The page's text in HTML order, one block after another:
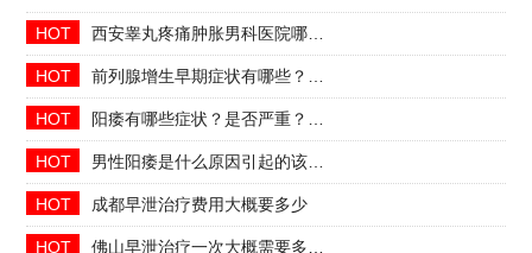
HOT 西安睾丸疼痛肿胀男科医院哪家正规收费合理透明
HOT 前列腺增生早期症状有哪些？2026治疗方法与日常预防指南
HOT 阳痿有哪些症状？是否严重？会自己好吗
HOT 男性阳痿是什么原因引起的该如何治疗
HOT 成都早泄治疗费用大概要多少
HOT 佛山早泄治疗一次大概需要多少钱